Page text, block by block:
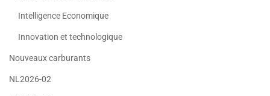
Intelligence Economique
Innovation et technologique
Nouveaux carburants
NL2026-02